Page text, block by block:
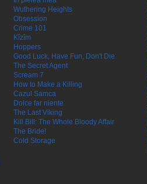
Wuthering Heights
Obsession
Crime 101
Kîzîm
Hoppers
Good Luck, Have Fun, Don't Die
The Secret Agent
Scream 7
How to Make a Killing
Cazul Samca
Dolce far niente
The Last Viking
Kill Bill: The Whole Bloody Affair
The Bride!
Cold Storage